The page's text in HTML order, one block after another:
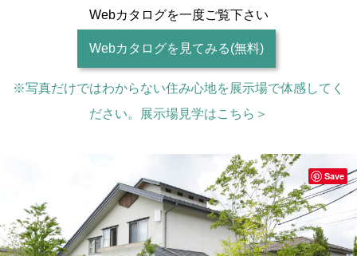
Webカタログを一度ご覧下さい
Webカタログを見てみる(無料)
※写真だけではわからない住み心地を展示場で体感してく
ださい。展示場見学はこちら＞
Save